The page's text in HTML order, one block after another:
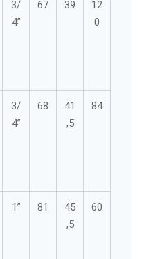
3/
4’’
67 39
12
0
3/
4’’
68
41
,5
84
1’’ 81
45
,5
60